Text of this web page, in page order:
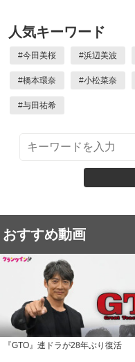
人気キーワード
#今田美桜 #浜辺美波
#橋本環奈 #小松菜奈
#与田祐希
おすすめ動画
『GTO』連ドラが28年ぶり復活